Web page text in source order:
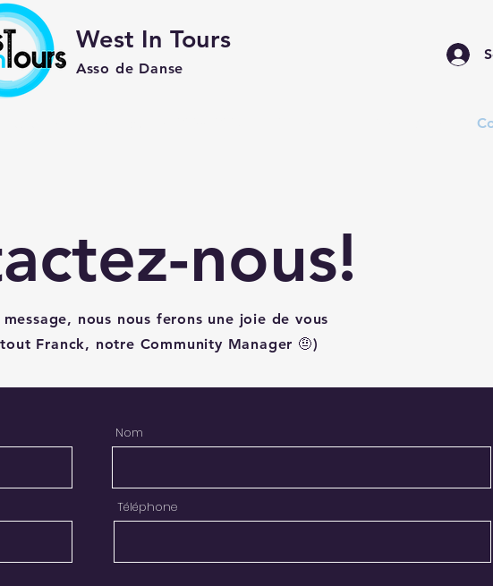
West In Tours
Asso de Danse
nous!
message, nous nous ferons une joie de vous
Franck, notre Community Manager 🤨)
Nom
Téléphone